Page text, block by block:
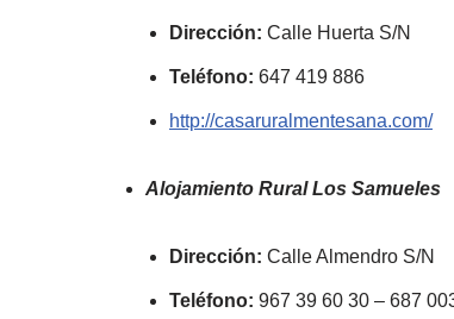
Dirección: Calle Huerta S/N
Teléfono: 647 419 886
http://casaruralmentesana.com/
Alojamiento Rural Los Samueles
Dirección: Calle Almendro S/N
Teléfono: 967 39 60 30 – 687